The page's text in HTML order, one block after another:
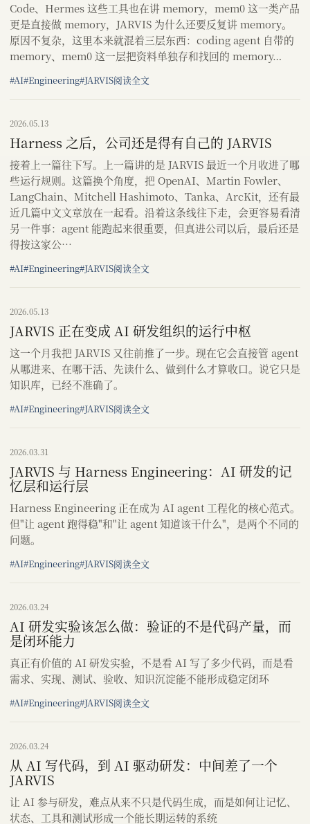
Code、Hermes 这些工具也在讲 memory，mem0 这一类产品
更是直接做 memory，JARVIS 为什么还要反复讲 memory。
原因不复杂，这里本来就混着三层东西：coding agent 自带的
memory、mem0 这一层把资料单独存和找回的 memory…
#AI#Engineering#JARVIS阅读全文
2026.05.13
Harness 之后，公司还是得有自己的 JARVIS
接着上一篇往下写。上一篇讲的是 JARVIS 最近一个月收进了哪
些运行规则。这篇换个角度，把 OpenAI、Martin Fowler、
LangChain、Mitchell Hashimoto、Tanka、ArcKit，还有最
近几篇中文文章放在一起看。沿着这条线往下走，会更容易看清
另一件事：agent 能跑起来很重要，但真进公司以后，最后还是
得按这家公…
#AI#Engineering#JARVIS阅读全文
2026.05.13
JARVIS 正在变成 AI 研发组织的运行中枢
这一个月我把 JARVIS 又往前推了一步。现在它会直接管 agent
从哪进来、在哪干活、先读什么、做到什么才算收口。说它只是
知识库，已经不准确了。
#AI#Engineering#JARVIS阅读全文
2026.03.31
JARVIS 与 Harness Engineering：AI 研发的记
忆层和运行层
Harness Engineering 正在成为 AI agent 工程化的核心范式。
但"让 agent 跑得稳"和"让 agent 知道该干什么"，是两个不同的
问题。
#AI#Engineering#JARVIS阅读全文
2026.03.24
AI 研发实验该怎么做：验证的不是代码产量，而
是闭环能力
真正有价值的 AI 研发实验，不是看 AI 写了多少代码，而是看
需求、实现、测试、验收、知识沉淀能不能形成稳定闭环
#AI#Engineering#JARVIS阅读全文
2026.03.24
从 AI 写代码，到 AI 驱动研发：中间差了一个
JARVIS
让 AI 参与研发，难点从来不只是代码生成，而是如何让记忆、
状态、工具和测试形成一个能长期运转的系统